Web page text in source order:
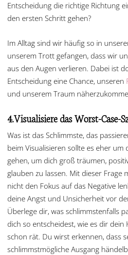
Entscheidung die richtige Richtung
den ersten Schritt gehen?
Im Alltag sind wir häufig so in
unserem Trott gefangen, dass wir
aus den Augen verlieren. Dabei ist
Entscheidung eine Chance, unseren
und unserem Traum
4.Visualisiere das Worst-Case-
Was ist das Schlimmste, das
beim Visualisieren sollte es eher um
gehen, um dich groß träumen,
glauben zu lassen. Mit dieser Frage
nicht den Fokus auf das Negative
deine Angst und Unsicherheit vor
Überlege dir, was schlimmstenfalls
dich so entscheidest, wie es dir dein
schon rät. Du wirst erkennen, dass
schlimmstmögliche Ausgang